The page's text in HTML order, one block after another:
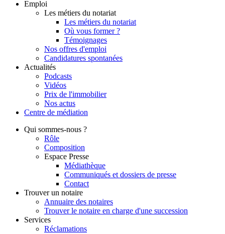
Emploi
Les métiers du notariat
Les métiers du notariat
Où vous former ?
Témoignages
Nos offres d'emploi
Candidatures spontanées
Actualités
Podcasts
Vidéos
Prix de l'immobilier
Nos actus
Centre de médiation
Qui sommes-nous ?
Rôle
Composition
Espace Presse
Médiathèque
Communiqués et dossiers de presse
Contact
Trouver un notaire
Annuaire des notaires
Trouver le notaire en charge d'une succession
Services
Réclamations